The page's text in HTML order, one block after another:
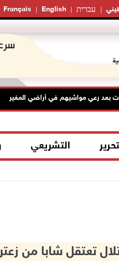
Français English עברית
رعي مواشيهم في أراضي المغير
التشريعي
تعتقل شابا من